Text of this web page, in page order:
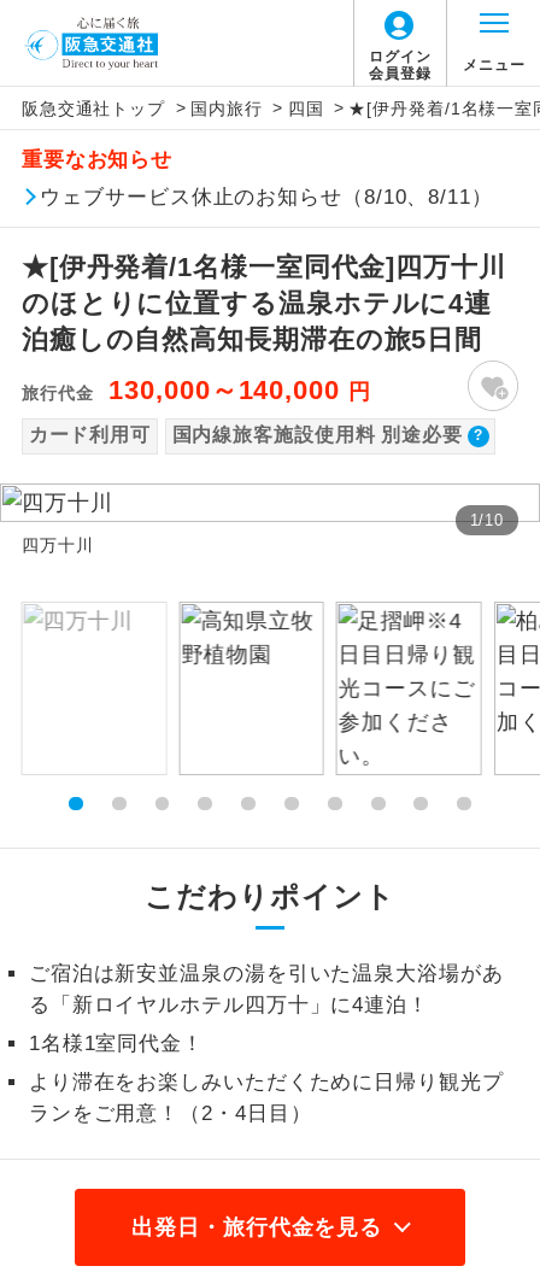
ログイン
会員登録
メニュー
阪急交通社トップ > 国内旅行 > 四国 > ★[伊丹発着/1名様一室
重要なお知らせ
ウェブサービス休止のお知らせ（8/10、8/11）
★[伊丹発着/1名様一室同代金]四万十川
のほとりに位置する温泉ホテルに4連
泊癒しの自然高知長期滞在の旅5日間
旅行代金 130,000～140,000 円
カード利用可 国内線旅客施設使用料 別途必要
1/10
四万十川
こだわりポイント
ご宿泊は新安並温泉の湯を引いた温泉大浴場があ
る「新ロイヤルホテル四万十」に4連泊！
1名様1室同代金！
より滞在をお楽しみいただくために日帰り観光プ
ランをご用意！（2・4日目）
出発日・旅行代金を見る
【国内旅客施設使用料について】
旅行代金に国内旅客施設使用料は含まれてお
りません。別途お支払いが必要となります。
伊丹空港往復：大人680円、子供680円
アイコン 説明
添乗員同行
往路出発空港（駅）から復路到着空港
（駅）まで同行します。
現地添乗員同
行
現地到着空港（駅）から最終日出発空港
（駅）まで添乗員が同行します。
バスガイド乗
バスガイドが乗務し、車内での観光案内
があります。
新コース 初登場のコースです。
世界遺産
ユネスコに登録されている文化遺産や自
然遺産を訪ねるコースです。
温泉地にも宿泊するコースです。
ご宿泊ホテルに露天風呂が付いていま
大浴場 ご宿泊ホテルに大浴場が付いています。
事の心配はいりません。（機内食を除
く）
お部屋食
だけます。
トラベルイヤ
ホン
1名様催行
1名様から出発可能な個人型プランで
2名様から出発可能な個人型プランで
す。